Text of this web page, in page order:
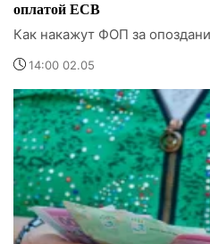
оплатой ЕСВ
Как накажут ФОП за
14:00 02.05